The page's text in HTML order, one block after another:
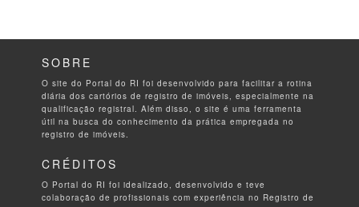
SOBRE
O site do Portal do RI foi desenvolvido para facilitar a rotina
diária dos cartórios de registro de imóveis, especialmente na
qualificação registral. Além disso, o site é uma ferramenta
útil na busca do conhecimento da prática empregada no
registro de imóveis.
CRÉDITOS
O Portal do RI foi idealizado, desenvolvido e teve
colaboração de profissionais com experiência no Registro de